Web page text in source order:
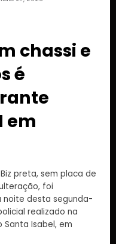
chassi e
é
em
preta, sem placa de
foi
noite desta segunda-
realizado na
Santa Isabel, em